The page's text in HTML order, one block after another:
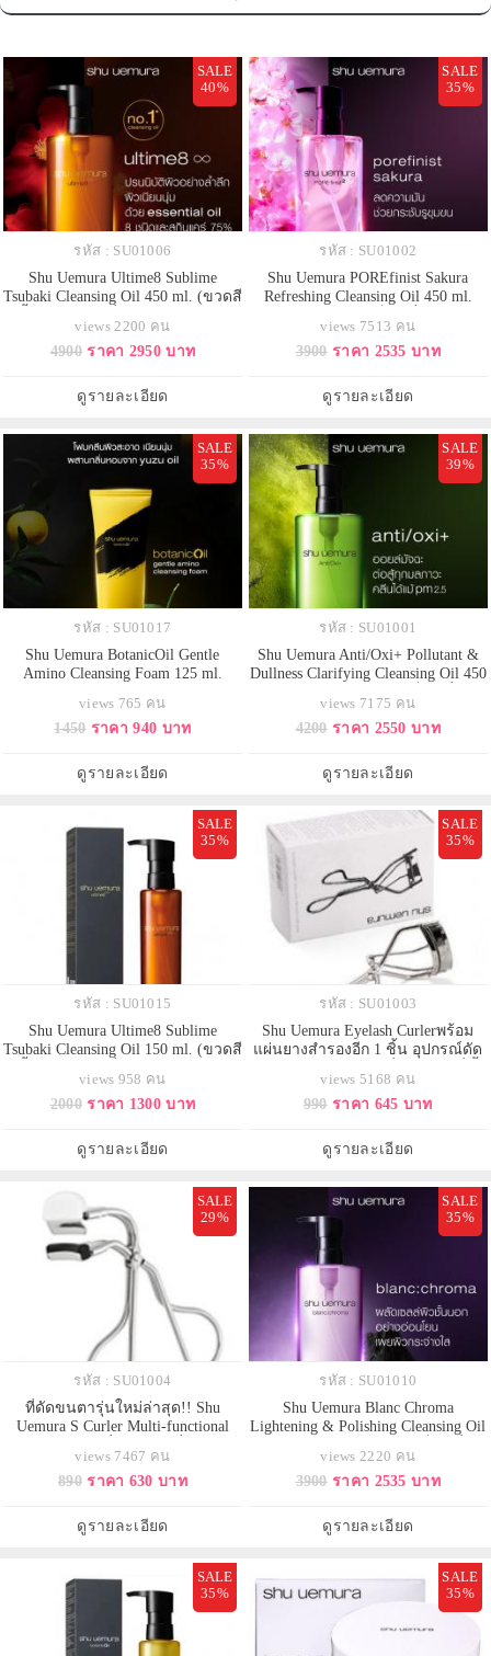
SALE
40%
รหัส : SU01006
Shu Uemura Ultime8 Sublime
Tsubaki Cleansing Oil 450 ml. (ขวดสี
สภาพผิว ออยล์ล้ำค่า ผสมกับน้ำมันซึ
บากิญี่ปุ่นที่สกัดด้วยกรรมวิธีพิเศษ
คุณสมบัติ 8 ชนิด เพื่อการทำความ
สะอาดผิวเป็นเลิศ ให้ผิวที่ดีขึ้น
views 2200 คน
4900 ราคา 2950 บาท
ดูรายละเอียด
SALE
35%
รหัส : SU01002
Shu Uemura POREfinist Sakura
Refreshing Cleansing Oil 450 ml.
ช่วยล้างเมคอัพสูตรติดทนนานออก
อย่างง่ายดายและรวดเร็ว ด้วย
ซึมซาบไวและล้างออกง่าย ช่วยให้
ผิวแลดูปราศจากรูขุมขน
views 7513 คน
3900 ราคา 2535 บาท
ดูรายละเอียด
SALE
35%
รหัส : SU01017
Shu Uemura BotanicOil Gentle
Amino Cleansing Foam 125 ml.
ที่มีส่วนผสมของ amino acid ด้วยฟอง
โฟมนุ่มช่วยคลีนผิวจากความมัน
จากใช้เป็นเวลา 4 สัปดาห์ ปัญหา
ของผิว เช่น ผิวหยาบกร้านหรือรูขุม
views 765 คน
1450 ราคา 940 บาท
ดูรายละเอียด
SALE
39%
รหัส : SU01001
Shu Uemura Anti/Oxi+ Pollutant &
Dullness Clarifying Cleansing Oil 450
สำอาง สูตรผิวบอบบางแพ้ง่าย
สะอาดล้ำลึก ประกอบด้วย New
3 ชนิด ซึ่งมุ่งเป้าไปที่พีเอ็ม 2.5 ล้าง
เครื่องสำอาง และครีมกัน
views 7175 คน
4200 ราคา 2550 บาท
ดูรายละเอียด
SALE
35%
รหัส : SU01015
Shu Uemura Ultime8 Sublime
Tsubaki Cleansing Oil 150 ml. (ขวดสี
สภาพผิว ออยล์ล้ำค่า ผสมกับน้ำมันซึ
บากิญี่ปุ่นที่สกัดด้วยกรรมวิธีพิเศษ
คุณสมบัติ 8 ชนิด เพื่อการทำความ
สะอาดผิวเป็นเลิศ ให้ผิวที่ดีขึ้น
views 958 คน
2000 ราคา 1300 บาท
ดูรายละเอียด
SALE
35%
รหัส : SU01003
Shu Uemura Eyelash Curlerพร้อม
แผ่นยางสำรองอีก 1 ชิ้น อุปกรณ์ดัด
ชื่อว่าอันดับ 1 ของโลก เพื่อขนตา
งอน เด้ง ยาว สวยเป็นธรรมชาติ
ตัวยางทำจากซิลิโคนที่นุ่มมาก
ขนตาไม่หัก ตัวยางใส่พอดีไม่เลื่อนไ
views 5168 คน
990 ราคา 645 บาท
ดูรายละเอียด
SALE
29%
รหัส : SU01004
ที่ดัดขนตารุ่นใหม่ล่าสุด!! Shu
Uemura S Curler Multi-functional
มาเพื่อช่วยให้การดัดขนตาสมบูรณ์
แบบมากขึ้น สำหรับดัดขนตาเฉพาะ
ขนตางอนเด้งแบบไฮเดฟินิชั่น
ป้องกันการหนีบหนังตา อีกย
views 7467 คน
890 ราคา 630 บาท
ดูรายละเอียด
SALE
35%
รหัส : SU01010
Shu Uemura Blanc Chroma
Lightening & Polishing Cleansing Oil
สำอาง สูตรใหม่ล่าสุด เพื่อผิว
กระจ่างใส สูตรปรับปรุงใหม่ที่มา
ระดับความดูกระจ่างใสของผิวที่ยอด
เยี่ยมยิ่งขึ้นแด่ผู้รักกา
views 2220 คน
3900 ราคา 2535 บาท
ดูรายละเอียด
SALE
35%
SALE
35%